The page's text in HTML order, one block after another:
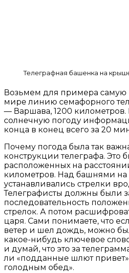
Телеграфная башенка на
Возьмем для примера самую
мире линию семафорного
— Варшава, 1200 километров.
солнечную погоду
конца в конец всего за 20
Почему погода была так
конструкции телеграфа. Это
расположенных на
километров. Над башнями
устанавливались стрелки
Телеграфисты должны были
последовательность
стрелок. А потом
царя. Сами понимаете, что
ветер и шел дождь, можно
какое-нибудь ключевое
и думай, что это за
ли «подданные шлют
голодным обед».